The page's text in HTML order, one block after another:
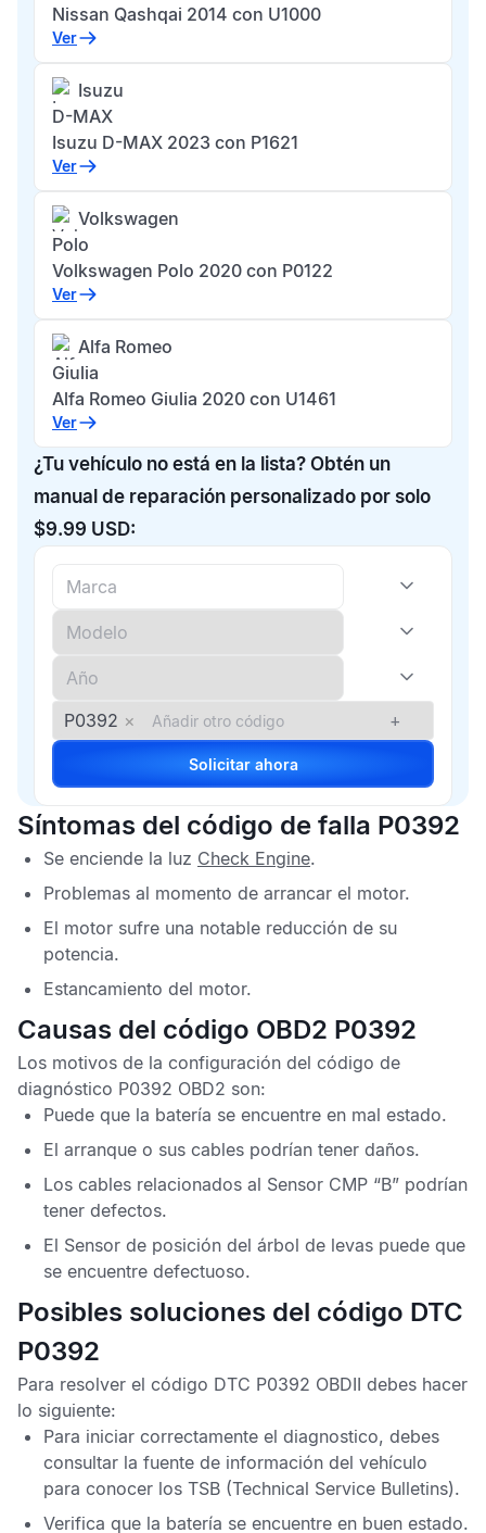
Nissan Qashqai 2014 con U1000
Ver
Isuzu
D-MAX
Isuzu D-MAX 2023 con P1621
Ver
Volkswagen
Polo
Volkswagen Polo 2020 con P0122
Ver
Alfa Romeo
Giulia
Alfa Romeo Giulia 2020 con U1461
Ver
¿Tu vehículo no está en la lista? Obtén un
manual de reparación personalizado por solo
$9.99 USD:
P0392 × +
Solicitar ahora
Síntomas del código de falla P0392
Se enciende la luz Check Engine.
Problemas al momento de arrancar el motor.
El motor sufre una notable reducción de su
potencia.
Estancamiento del motor.
Causas del código OBD2 P0392
Los motivos de la configuración del código de
diagnóstico P0392 OBD2 son:
Puede que la batería se encuentre en mal estado.
El arranque o sus cables podrían tener daños.
Los cables relacionados al Sensor CMP “B” podrían
tener defectos.
El Sensor de posición del árbol de levas puede que
se encuentre defectuoso.
Posibles soluciones del código DTC
P0392
Para resolver el código DTC P0392 OBDII debes hacer
lo siguiente:
Para iniciar correctamente el diagnostico, debes
consultar la fuente de información del vehículo
para conocer los TSB (Technical Service Bulletins).
Verifica que la batería se encuentre en buen estado.